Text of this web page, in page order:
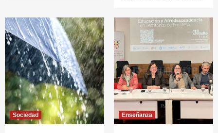
Sociedad Enseñanza